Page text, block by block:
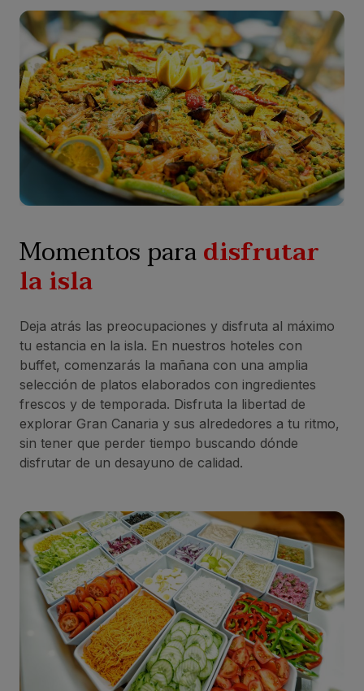
Momentos paradisfrutar
la isla
Deja atrás las preocupaciones y disfruta al máximo
tu estancia en la isla. En nuestros hoteles con
buffet, comenzarás la mañana con una amplia
selección de platos elaborados con ingredientes
frescos y de temporada. Disfruta la libertad de
explorar Gran Canaria y sus alrededores a tu ritmo,
sin tener que perder tiempo buscando dónde
disfrutar de un desayuno de calidad.